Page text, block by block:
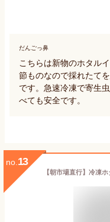
だんごっ鼻
こちらは新物のホタル
節ものなので採れたて
です。急速冷凍で寄生
べても安全です。
no. 13